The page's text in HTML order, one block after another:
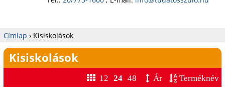
Jelenlegi
hely
Címlap › Kisiskolások
Kisiskolások
12 24 48 Ár
Terméknév